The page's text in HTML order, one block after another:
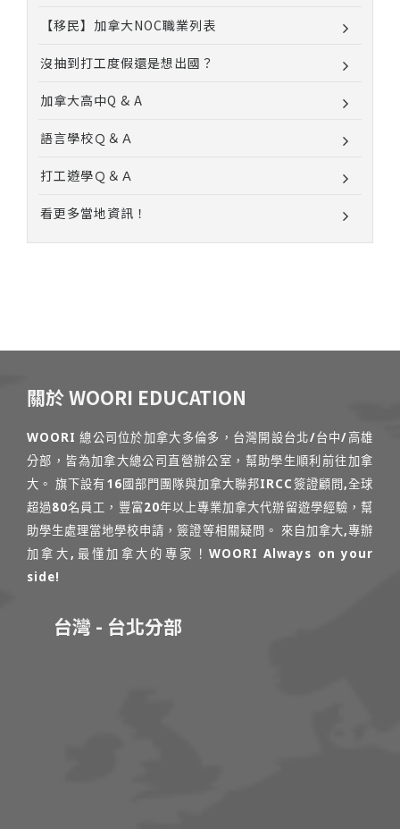
【移民】加拿大NOC職業列表
沒抽到打工度假還是想出國？
加拿大高中Q & A
語言學校Ｑ＆Ａ
打工遊學Ｑ＆Ａ
看更多當地資訊！
關於 WOORI EDUCATION
WOORI 總公司位於加拿大多倫多，台灣開設台北/台中/高雄
分部，皆為加拿大總公司直營辦公室，幫助學生順利前往加拿
大。 旗下設有16國部門團隊與加拿大聯邦IRCC簽證顧問,全球
超過80名員工，豐富20年以上專業加拿大代辦留遊學經驗，幫
助學生處理當地學校申請，簽證等相關疑問。 來自加拿大,專辦
加拿大,最懂加拿大的專家！WOORI Always on your
side!
台灣 - 台北分部